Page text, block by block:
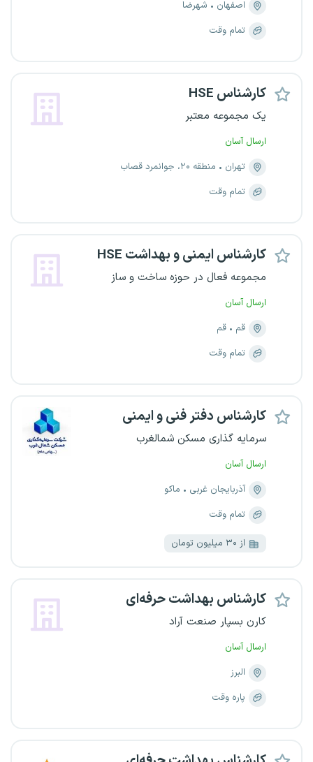
اصفهان
شهرضا
تمام وقت
کارشناس HSE
یک مجموعه معتبر
ارسال آسان
تهران
منطقه ۲۰، جوانمرد قصاب
تمام وقت
کارشناس ایمنی و بهداشت HSE
مجموعه فعال در حوزه ساخت و ساز
ارسال آسان
قم
قم
تمام وقت
کارشناس دفتر فنی و ایمنی
سرمایه گذاری مسکن شمالغرب
ارسال آسان
آذربایجان غربی
ماکو
تمام وقت
از ۳۰ میلیون تومان
کارشناس بهداشت حرفه‌ای
کارن بسپار صنعت آراد
ارسال آسان
البرز
پاره وقت